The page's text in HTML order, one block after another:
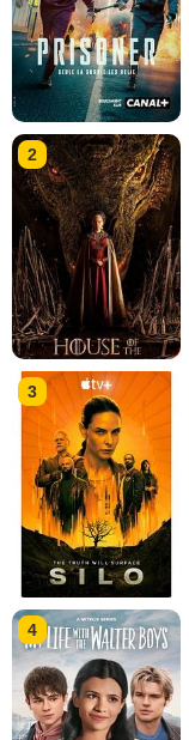
2
3
4